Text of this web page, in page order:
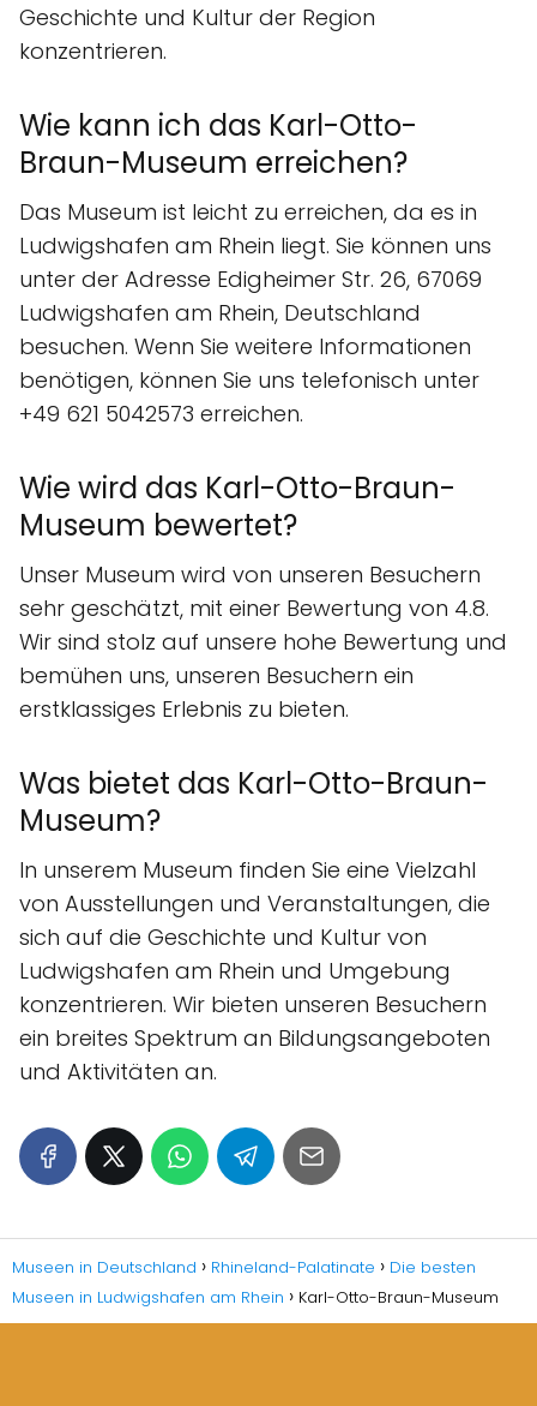
Geschichte und Kultur der Region
konzentrieren.
Wie kann ich das Karl-Otto-
Braun-Museum erreichen?
Das Museum ist leicht zu erreichen, da es in
Ludwigshafen am Rhein liegt. Sie können uns
unter der Adresse Edigheimer Str. 26, 67069
Ludwigshafen am Rhein, Deutschland
besuchen. Wenn Sie weitere Informationen
benötigen, können Sie uns telefonisch unter
+49 621 5042573 erreichen.
Wie wird das Karl-Otto-Braun-
Museum bewertet?
Unser Museum wird von unseren Besuchern
sehr geschätzt, mit einer Bewertung von 4.8.
Wir sind stolz auf unsere hohe Bewertung und
bemühen uns, unseren Besuchern ein
erstklassiges Erlebnis zu bieten.
Was bietet das Karl-Otto-Braun-
Museum?
In unserem Museum finden Sie eine Vielzahl
von Ausstellungen und Veranstaltungen, die
sich auf die Geschichte und Kultur von
Ludwigshafen am Rhein und Umgebung
konzentrieren. Wir bieten unseren Besuchern
ein breites Spektrum an Bildungsangeboten
und Aktivitäten an.
Museen in Deutschland Rhineland-Palatinate
Die besten
Museen in Ludwigshafen am Rhein
Karl-Otto-Braun-Museum